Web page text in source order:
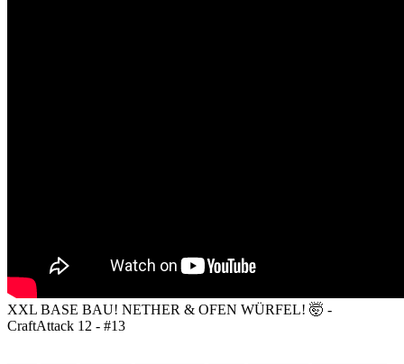
XXL BASE BAU! NETHER & OFEN WÜRFEL! 🤯 -
CraftAttack 12 - #13